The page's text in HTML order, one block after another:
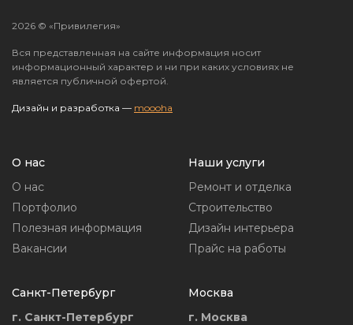
2026 © «Привилегия»
Вся представленная на сайте информация носит
информационный характер и ни при каких условиях не
является публичной офертой.
Дизайн и разработка — moooha
О нас
О нас
Портфолио
Полезная информация
Вакансии
Наши услуги
Ремонт и отделка
Строительство
Дизайн интерьера
Прайс на работы
Санкт-Петербург
г. Санкт-Петербург
Москва
г. Москва